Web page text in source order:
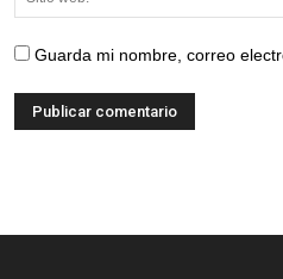
Guarda mi nombre, correo